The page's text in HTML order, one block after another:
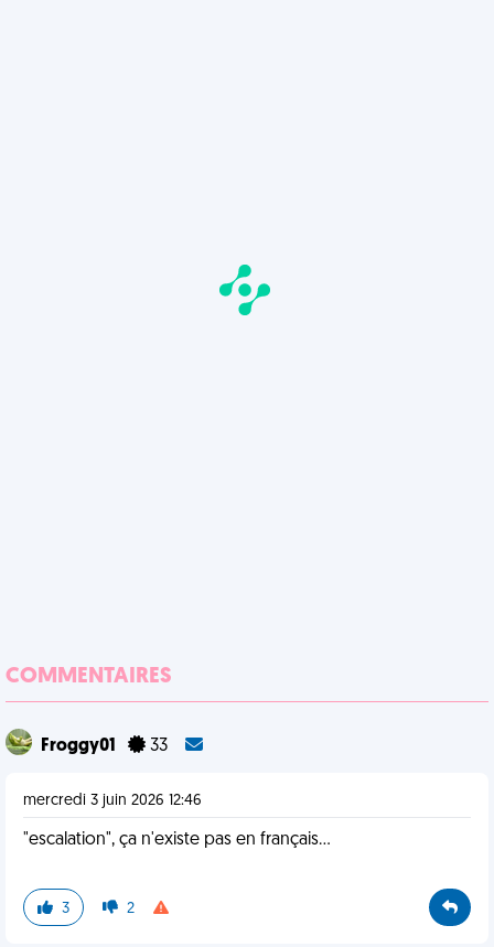
COMMENTAIRES
Froggy01 33
mercredi 3 juin 2026 12:46
"escalation", ça n'existe pas en français...
3 2